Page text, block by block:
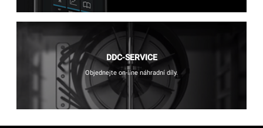
DDC-SERVICE
Objednejte on-line náhradní díly.